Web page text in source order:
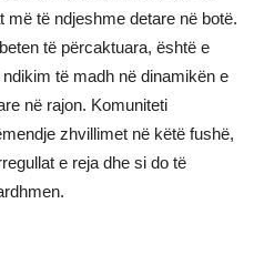
më të ndjeshme detare në botë.
të përcaktuara, është e
të madh në dinamikën e
në rajon. Komuniteti
zhvillimet në këtë fushë,
e reja dhe si do të